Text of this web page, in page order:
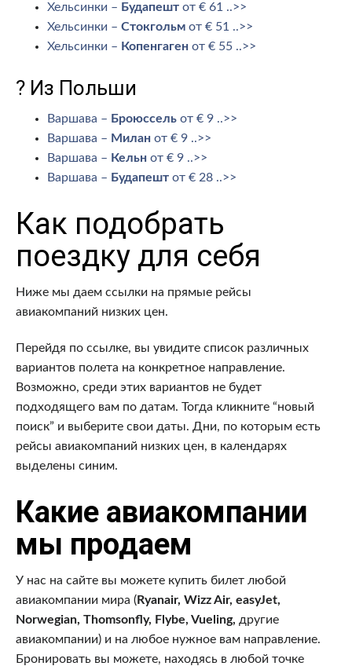
Хельсинки – Будапешт от € 61 ..>>
Хельсинки – Стокгольм от € 51 ..>>
Хельсинки – Копенгаген от € 55 ..>>
? Из Польши
Варшава – Броюссель от € 9 ..>>
Варшава – Милан от € 9 ..>>
Варшава – Кельн от € 9 ..>>
Варшава – Будапешт от € 28 ..>>
Как подобрать
поездку для себя
Ниже мы даем ссылки на прямые рейсы
авиакомпаний низких цен.
Перейдя по ссылке, вы увидите список различных
вариантов полета на конкретное направление.
Возможно, среди этих вариантов не будет
подходящего вам по датам. Тогда кликните “новый
поиск” и выберите свои даты. Дни, по которым есть
рейсы авиакомпаний низких цен, в календарях
выделены синим.
Какие авиакомпании
мы продаем
У нас на сайте вы можете купить билет любой
авиакомпании мира (Ryanair, Wizz Air, easyJet,
Norwegian, Thomsonfly, Flybe, Vueling, другие
авиакомпании) и на любое нужное вам направление.
Бронировать вы можете, находясь в любой точке